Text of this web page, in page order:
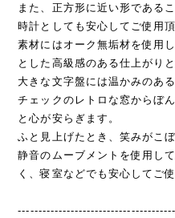
また、正方形に近い形である
時計としても安心してご使用頂
素材にはオーク無垢材を使用
とした高級感のある仕上がり
大きな文字盤には温かみのあ
チェックのレトロな窓からぼ
と心が安らぎます。
ふと見上げたとき、笑みがこ
静音のムーブメントを使用し
く、寝室などでも安心してご